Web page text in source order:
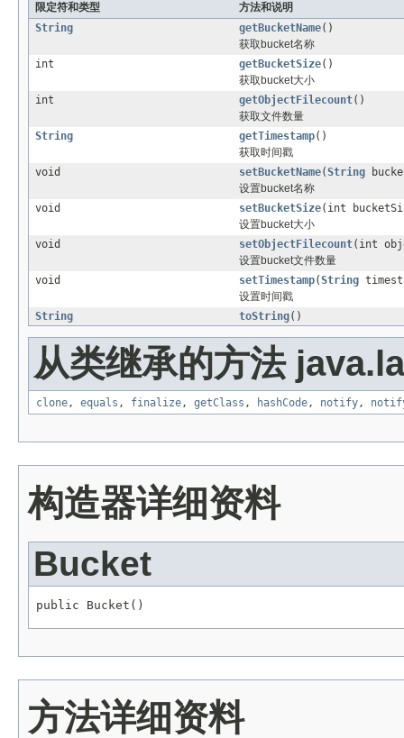
限定符和类型
方法和说明
String
getBucketName()
获取bucket名称
int
getBucketSize()
获取bucket大小
int
getObjectFilecount()
获取文件数量
String
getTimestamp()
获取时间戳
void
setBucketName(String
设置bucket名称
void
setBucketSize(int
设置bucket大小
void
setObjectFilecount(int
设置bucket文件数量
void
setTimestamp(String
设置时间戳
String
toString()
从类继承的方法
clone, equals , finalize, getClass , hashCode, notify,
构造器详细资料
Bucket
public Bucket()
方法详细资料